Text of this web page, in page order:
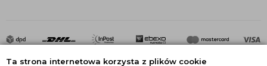
Ta strona internetowa korzysta z plików cookie